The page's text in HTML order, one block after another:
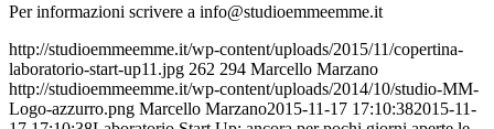
Per informazioni scrivere a info@studioemmeemme.it
http://studioemmeemme.it/wp-content/uploads/2015/11/copertina-
laboratorio-start-up11.jpg 262 294 Marcello Marzano
http://studioemmeemme.it/wp-content/uploads/2014/10/studio-MM-
Logo-azzurro.png Marcello Marzano2015-11-17 17:10:382015-11-